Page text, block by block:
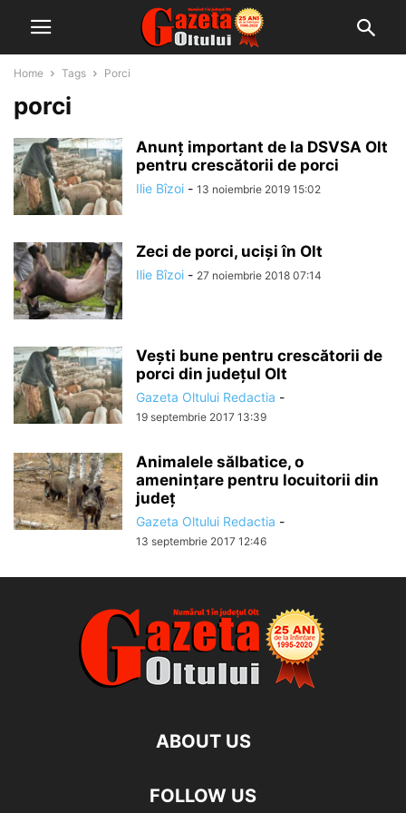
Home Tags Porci
porci
Anunț important de la DSVSA Olt
pentru crescătorii de porci
Ilie Bîzoi - 13 noiembrie 2019 15:02
Zeci de porci, uciși în Olt
Ilie Bîzoi - 27 noiembrie 2018 07:14
Veşti bune pentru crescătorii de
porci din judeţul Olt
Gazeta Oltului Redactia -
19 septembrie 2017 13:39
Animalele sălbatice, o
ameninţare pentru locuitorii din
județ
Gazeta Oltului Redactia -
13 septembrie 2017 12:46
ABOUT US
FOLLOW US